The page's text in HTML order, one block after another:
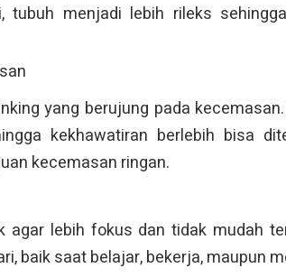
tubuh menjadi lebih rileks
yang berujung pada
kekhawatiran berlebih bisa
kecemasan ringan.
agar lebih fokus dan tidak mudah
baik saat belajar, bekerja, maupun